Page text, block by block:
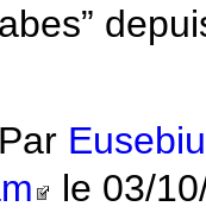
le 03/